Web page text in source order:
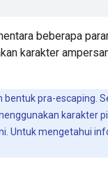
beberapa
karakter
bentuk pra-escaping.
karakter
Untuk mengetahui